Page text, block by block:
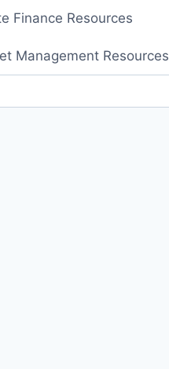
Finance Resources
Management Resources